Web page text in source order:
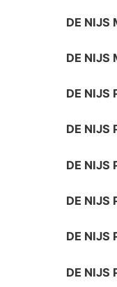
DE NIJS
DE NIJS
DE NIJS
DE NIJS
DE NIJS
DE NIJS
DE NIJS
DE NIJS